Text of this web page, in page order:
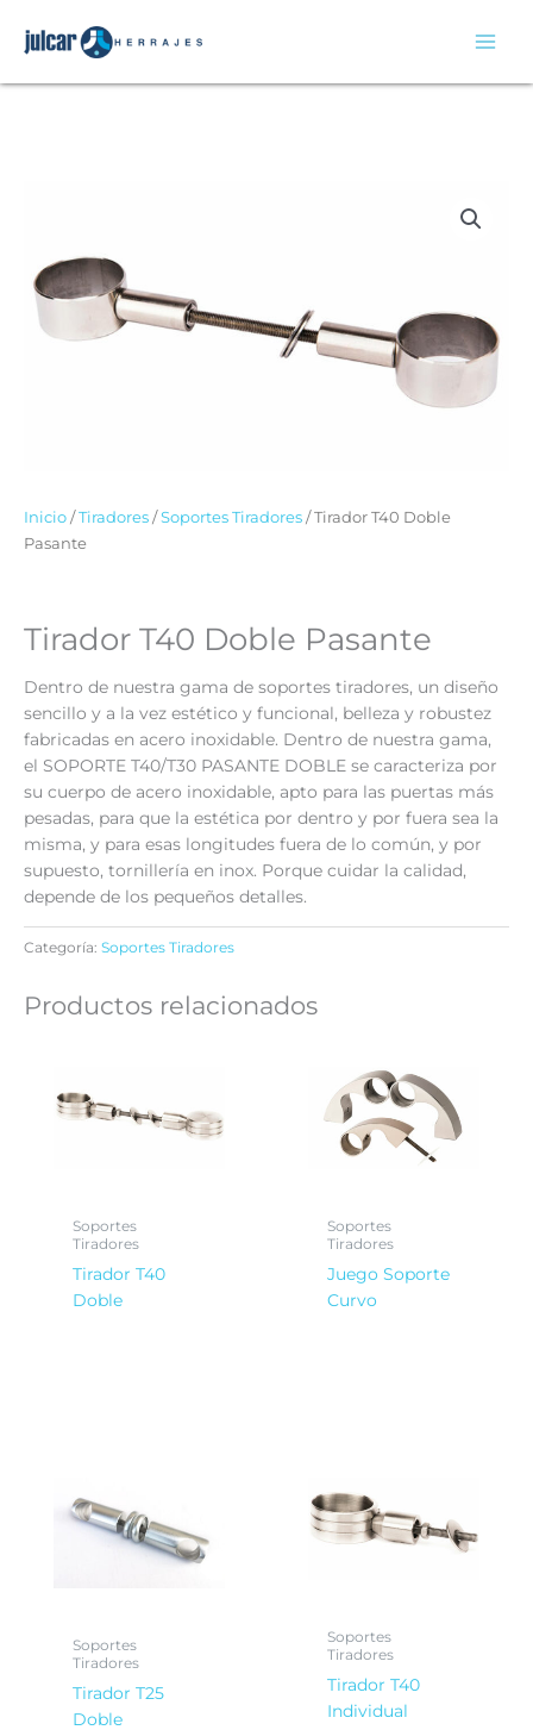
Inicio /Tiradores /Soportes Tiradores / Tirador T40 Doble
Pasante
Tirador T40 Doble Pasante
Dentro de nuestra gama de soportes tiradores, un diseño
sencillo y a la vez estético y funcional, belleza y robustez
fabricadas en acero inoxidable. Dentro de nuestra gama,
el SOPORTE T40/T30 PASANTE DOBLE se caracteriza por
su cuerpo de acero inoxidable, apto para las puertas más
pesadas, para que la estética por dentro y por fuera sea la
misma, y para esas longitudes fuera de lo común, y por
supuesto, tornillería en inox. Porque cuidar la calidad,
depende de los pequeños detalles.
Categoría: Soportes Tiradores
Productos relacionados
Soportes
Tiradores
Tirador T40
Doble
Soportes
Tiradores
Juego Soporte
Curvo
Soportes
Tiradores
Tirador T25
Doble
Soportes
Tiradores
Tirador T40
Individual